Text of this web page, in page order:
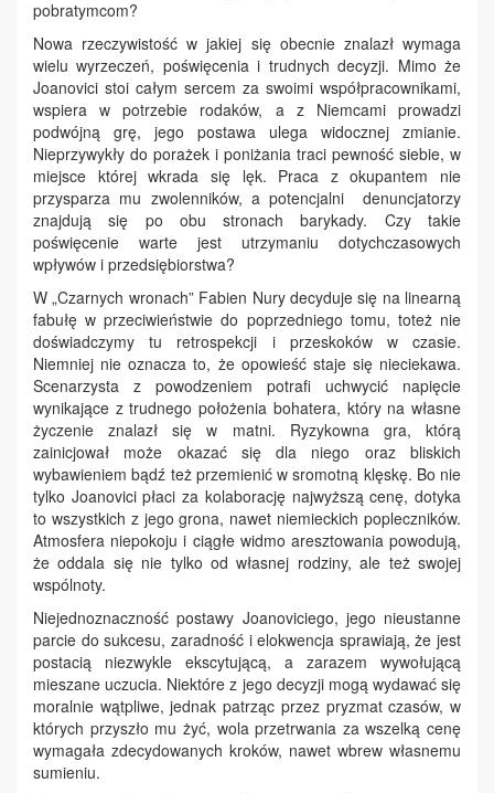
pobratymcom?
Nowa rzeczywistość w jakiej się obecnie znalazł wymaga
wielu wyrzeczeń, poświęcenia i trudnych decyzji. Mimo że
Joanovici stoi całym sercem za swoimi współpracownikami,
wspiera w potrzebie rodaków, a z Niemcami prowadzi
podwójną grę, jego postawa ulega widocznej zmianie.
Nieprzywykły do porażek i poniżania traci pewność siebie, w
miejsce której wkrada się lęk. Praca z okupantem nie
przysparza mu zwolenników, a potencjalni denuncjatorzy
znajdują się po obu stronach barykady. Czy takie
poświęcenie warte jest utrzymaniu dotychczasowych
wpływów i przedsiębiorstwa?
W „Czarnych wronach” Fabien Nury decyduje się na linearną
fabułę w przeciwieństwie do poprzedniego tomu, toteż nie
doświadczymy tu retrospekcji i przeskoków w czasie.
Niemniej nie oznacza to, że opowieść staje się nieciekawa.
Scenarzysta z powodzeniem potrafi uchwycić napięcie
wynikające z trudnego położenia bohatera, który na własne
życzenie znalazł się w matni. Ryzykowna gra, którą
zainicjował może okazać się dla niego oraz bliskich
wybawieniem bądź też przemienić w sromotną klęskę. Bo nie
tylko Joanovici płaci za kolaborację najwyższą cenę, dotyka
to wszystkich z jego grona, nawet niemieckich popleczników.
Atmosfera niepokoju i ciągłe widmo aresztowania powodują,
że oddala się nie tylko od własnej rodziny, ale też swojej
wspólnoty.
Niejednoznaczność postawy Joanoviciego, jego nieustanne
parcie do sukcesu, zaradność i elokwencja sprawiają, że jest
postacią niezwykle ekscytującą, a zarazem wywołującą
mieszane uczucia. Niektóre z jego decyzji mogą wydawać się
moralnie wątpliwe, jednak patrząc przez pryzmat czasów, w
których przyszło mu żyć, wola przetrwania za wszelką cenę
wymagała zdecydowanych kroków, nawet wbrew własnemu
sumieniu.